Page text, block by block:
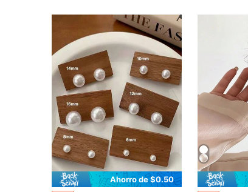
Ahorro de $0.50
#6 Más vendidos
en Rojo Pendientes De Mujer
#3 Más